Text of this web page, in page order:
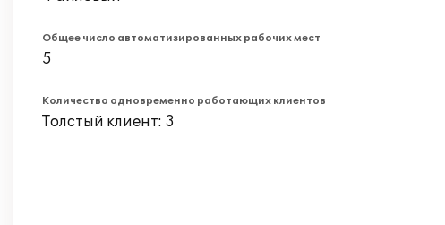
Общее число автоматизированных рабочих мест
5
Количество одновременно работающих клиентов
Толстый клиент: 3